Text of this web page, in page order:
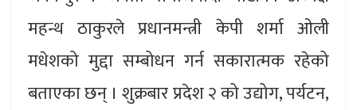
महन्थ ठाकुरले प्रधानमन्त्री केपी शर्मा ओली
मधेशको मुद्दा सम्बोधन गर्न सकारात्मक रहेको
बताएका छन् । शुक्रबार प्रदेश २ को उद्योग, पर्यटन,